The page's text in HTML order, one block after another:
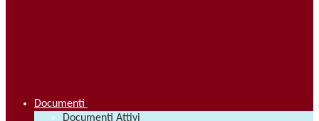
Documenti
Documenti Attivi